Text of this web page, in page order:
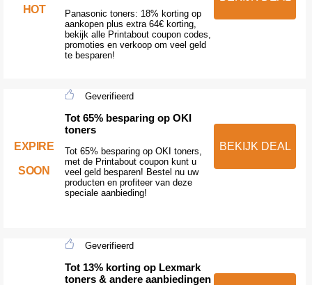
HOT
Panasonic toners: 18% korting op
aankopen plus extra 64€ korting,
bekijk alle Printabout coupon codes,
promoties en verkoop om veel geld
te besparen!
EXPIRE
SOON
Geverifieerd
Tot 65% besparing op OKI
toners
Tot 65% besparing op OKI toners,
met de Printabout coupon kunt u
veel geld besparen! Bestel nu uw
producten en profiteer van deze
speciale aanbieding!
BEKIJK DEAL
Geverifieerd
Tot 13% korting op Lexmark
toners & andere aanbiedingen